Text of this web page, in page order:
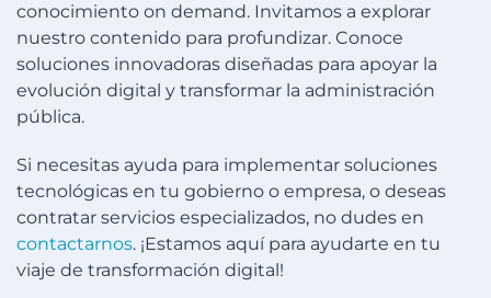
conocimiento on demand. Invitamos a explorar
nuestro contenido para profundizar. Conoce
soluciones innovadoras diseñadas para apoyar la
evolución digital y transformar la administración
pública.
Si necesitas ayuda para implementar soluciones
tecnológicas en tu gobierno o empresa, o deseas
contratar servicios especializados, no dudes en
contactarnos. ¡Estamos aquí para ayudarte en tu
viaje de transformación digital!